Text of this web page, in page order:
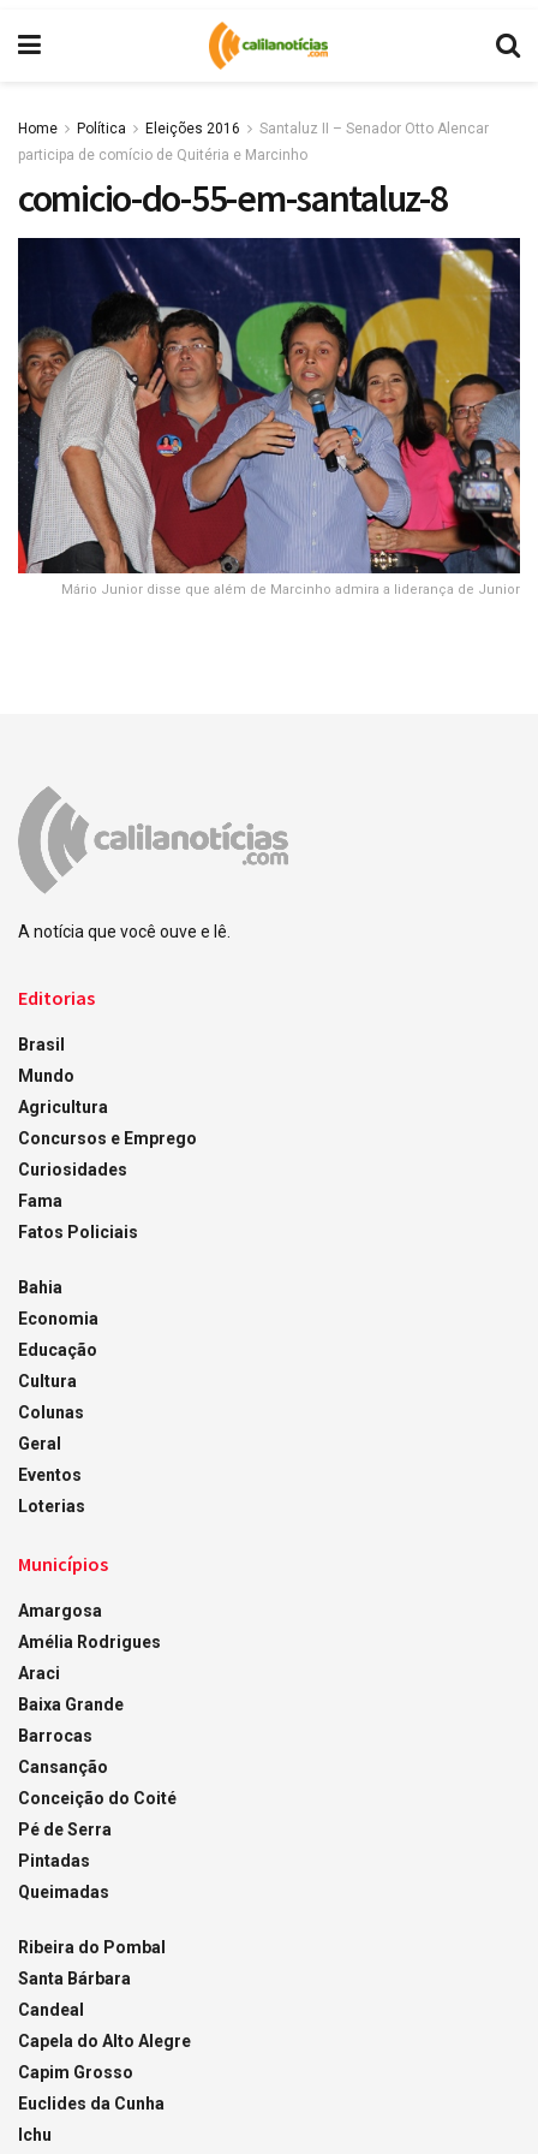
Home Política Eleições 2016
Santaluz II – Senador Otto Alencar
participa de comício de Quitéria e Marcinho
comicio-do-55-em-santaluz-8
Mário Junior disse que além de Marcinho admira a liderança de Junior
A notícia que você ouve e lê.
Editorias
Brasil
Mundo
Agricultura
Concursos e Emprego
Curiosidades
Fama
Fatos Policiais
Bahia
Economia
Educação
Cultura
Colunas
Geral
Eventos
Loterias
Municípios
Amargosa
Amélia Rodrigues
Araci
Baixa Grande
Barrocas
Cansanção
Conceição do Coité
Pé de Serra
Pintadas
Queimadas
Ribeira do Pombal
Santa Bárbara
Candeal
Capela do Alto Alegre
Capim Grosso
Euclides da Cunha
Ichu